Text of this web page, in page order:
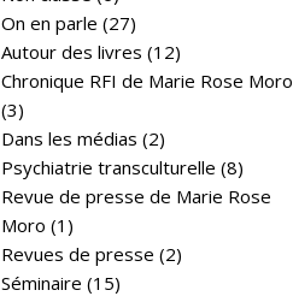
On en parle (27)
Autour des livres (12)
Chronique RFI de Marie Rose Moro
(3)
Dans les médias (2)
Psychiatrie transculturelle (8)
Revue de presse de Marie Rose
Moro (1)
Revues de presse (2)
Séminaire (15)